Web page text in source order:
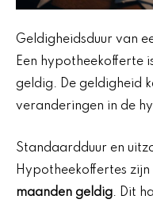
Geldigheidsduur van
Een hypotheekofferte
geldig. De geldigheid
veranderingen in de
Standaardduur en
Hypotheekoffertes zijn
maanden geldig. Dit